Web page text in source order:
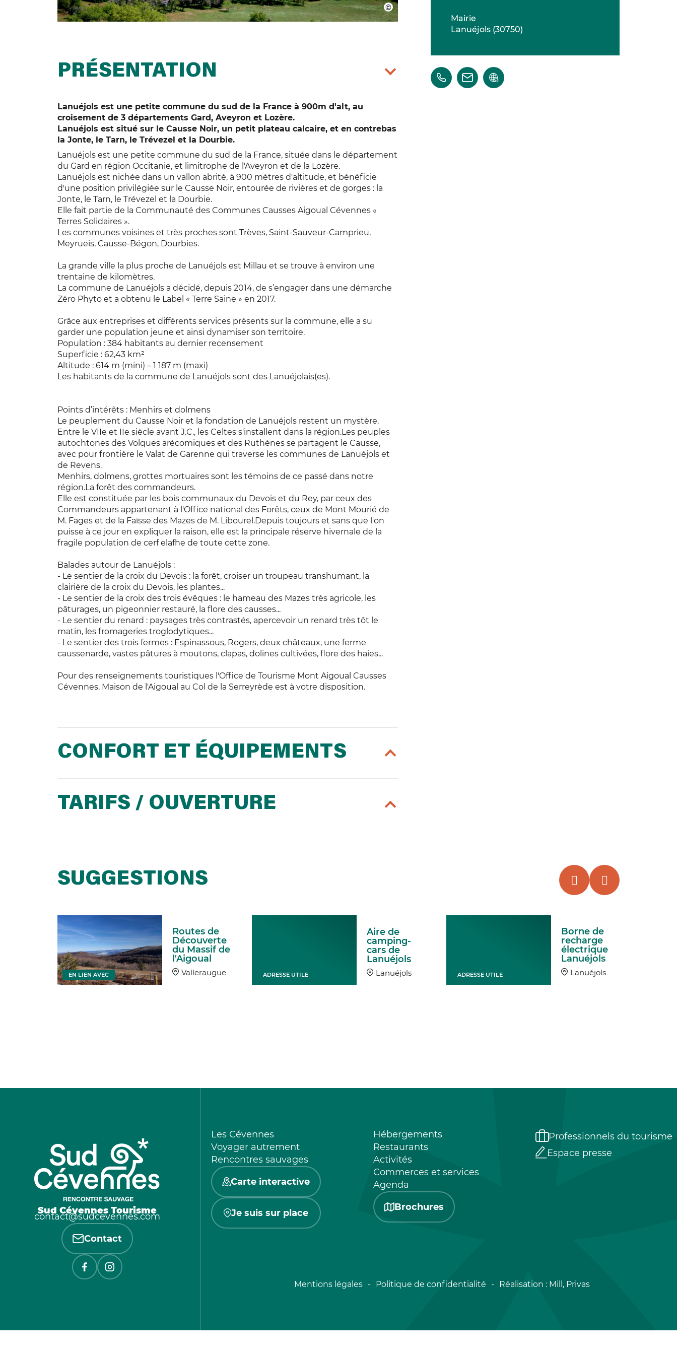
PRÉSENTATION
Lanuéjols est une petite commune du sud de la France à 900m d'alt, au
croisement de 3 départements Gard, Aveyron et Lozère.
Lanuéjols est situé sur le Causse Noir, un petit plateau calcaire, et en contrebas
la Jonte, le Tarn, le Trévezel et la Dourbie.
Lanuéjols est une petite commune du sud de la France, située dans le département
du Gard en région Occitanie, et limitrophe de l'Aveyron et de la Lozère.
Lanuéjols est nichée dans un vallon abrité, à 900 mètres d'altitude, et bénéficie
d'une position privilégiée sur le Causse Noir, entourée de rivières et de gorges : la
Jonte, le Tarn, le Trévezel et la Dourbie.
Elle fait partie de la Communauté des Communes Causses Aigoual Cévennes «
Terres Solidaires ».
Les communes voisines et très proches sont Trèves, Saint-Sauveur-Camprieu,
Meyrueis, Causse-Bégon, Dourbies.
La grande ville la plus proche de Lanuéjols est Millau et se trouve à environ une
trentaine de kilomètres.
La commune de Lanuéjols a décidé, depuis 2014, de s’engager dans une démarche
Zéro Phyto et a obtenu le Label « Terre Saine » en 2017.
Grâce aux entreprises et différents services présents sur la commune, elle a su
garder une population jeune et ainsi dynamiser son territoire.
Population : 384 habitants au dernier recensement
Superficie : 62,43 km²
Altitude : 614 m (mini) – 1 187 m (maxi)
Les habitants de la commune de Lanuéjols sont des Lanuéjolais(es).
Points d’intérêts : Menhirs et dolmens
Le peuplement du Causse Noir et la fondation de Lanuéjols restent un mystère.
Entre le VIIe et IIe siècle avant J.C., les Celtes s'installent dans la région.Les peuples
autochtones des Volques arécomiques et des Ruthènes se partagent le Causse,
avec pour frontière le Valat de Garenne qui traverse les communes de Lanuéjols et
de Revens.
Menhirs, dolmens, grottes mortuaires sont les témoins de ce passé dans notre
région.La forêt des commandeurs.
Elle est constituée par les bois communaux du Devois et du Rey, par ceux des
Commandeurs appartenant à l'Office national des Forêts, ceux de Mont Mourié de
M. Fages et de la Faïsse des Mazes de M. Libourel.Depuis toujours et sans que l'on
puisse à ce jour en expliquer la raison, elle est la principale réserve hivernale de la
fragile population de cerf elafhe de toute cette zone.
Balades autour de Lanuéjols :
- Le sentier de la croix du Devois : la forêt, croiser un troupeau transhumant, la
clairière de la croix du Devois, les plantes...
- Le sentier de la croix des trois évêques : le hameau des Mazes très agricole, les
pâturages, un pigeonnier restauré, la flore des causses...
- Le sentier du renard : paysages très contrastés, apercevoir un renard très tôt le
matin, les fromageries troglodytiques...
- Le sentier des trois fermes : Espinassous, Rogers, deux châteaux, une ferme
caussenarde, vastes pâtures à moutons, clapas, dolines cultivées, flore des haies...
Pour des renseignements touristiques l'Office de Tourisme Mont Aigoual Causses
Cévennes, Maison de l'Aigoual au Col de la Serreyrède est à votre disposition.
CONFORT ET ÉQUIPEMENTS
TARIFS / OUVERTURE
Mairie
Lanuéjols (30750)
SUGGESTIONS
Routes de
Découverte
du Massif de
l'Aigoual
Valleraugue
EN LIEN AVEC
Aire de
camping-
cars de
Lanuéjols
Lanuéjols
ADRESSE UTILE
Borne de
recharge
électrique
Lanuéjols
Lanuéjols
ADRESSE UTILE
Sud Cévennes Tourisme
contact@sudcevennes.com
Contact
Les Cévennes
Voyager autrement
Rencontres sauvages
Carte interactive
Je suis sur place
Hébergements
Restaurants
Activités
Commerces et services
Agenda
Brochures
Professionnels du tourisme
Espace presse
Mentions légales Politique de confidentialité Réalisation : Mill, Privas